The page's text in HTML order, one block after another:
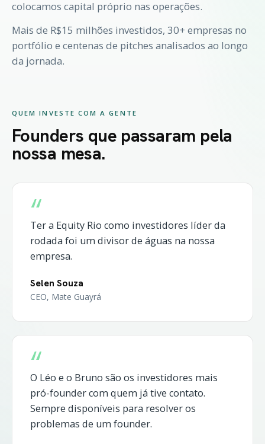
colocamos capital próprio nas operações.
Mais de R$15 milhões investidos, 30+ empresas no
portfólio e centenas de pitches analisados ao longo
da jornada.
QUEM INVESTE COM A GENTE
Founders que passaram pela
nossa mesa.
“
Ter a Equity Rio como investidores líder da
rodada foi um divisor de águas na nossa
empresa.
Selen Souza
CEO, Mate Guayrá
“
O Léo e o Bruno são os investidores mais
pró-founder com quem já tive contato.
Sempre disponíveis para resolver os
problemas de um founder.